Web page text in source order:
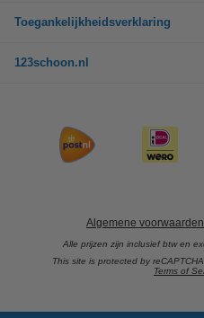
Toegankelijkheidsverklaring
123schoon.nl
Algemene voorwaarden
Alle prijzen zijn inclusief btw en
This site is protected by
Terms of